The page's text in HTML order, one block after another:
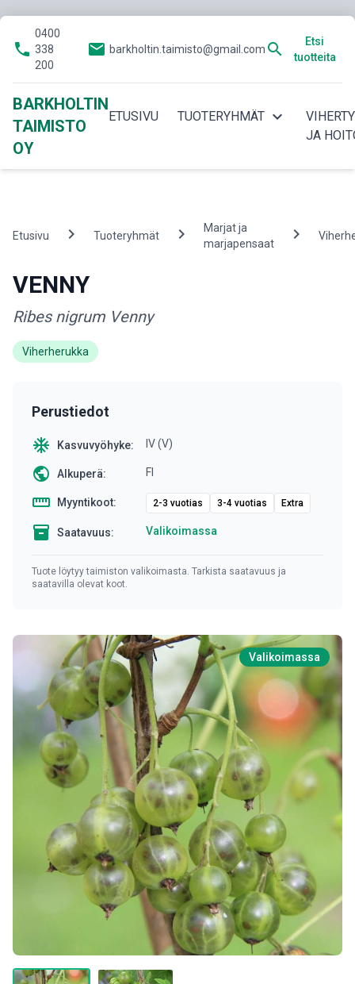
phone
0400
338
200
email barkholtin.taimisto@gmail.com search
Etsi
tuotteita
BARKHOLTIN
TAIMISTO
OY
ETUSIVU TUOTERYHMÄT expand_more
JA
Etusivu chevron_right Tuoteryhmät chevron_right
Marjat ja
marjapensaat
chevron_right
VENNY
Ribes nigrum Venny
Viherherukka
Perustiedot
ac_unit Kasvuvyöhyke: IV (V)
public Alkuperä: FI
straighten Myyntikoot: 2-3 vuotias 3-4 vuotias Extra
inventory Saatavuus: Valikoimassa
Tuote löytyy taimiston valikoimasta. Tarkista saatavuus ja
saatavilla olevat koot.
Valikoimassa